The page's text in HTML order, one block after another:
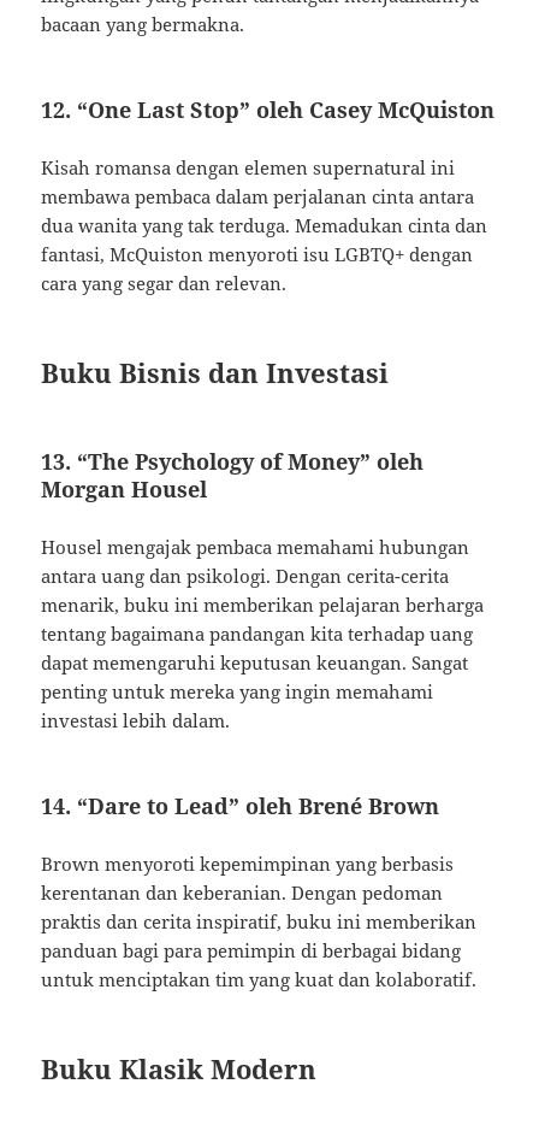
bacaan yang bermakna.
12. “One Last Stop” oleh Casey McQuiston
Kisah romansa dengan elemen supernatural ini
membawa pembaca dalam perjalanan cinta antara
dua wanita yang tak terduga. Memadukan cinta dan
fantasi, McQuiston menyoroti isu LGBTQ+ dengan
cara yang segar dan relevan.
Buku Bisnis dan Investasi
13. “The Psychology of Money” oleh
Morgan Housel
Housel mengajak pembaca memahami hubungan
antara uang dan psikologi. Dengan cerita-cerita
menarik, buku ini memberikan pelajaran berharga
tentang bagaimana pandangan kita terhadap uang
dapat memengaruhi keputusan keuangan. Sangat
penting untuk mereka yang ingin memahami
investasi lebih dalam.
14. “Dare to Lead” oleh Brené Brown
Brown menyoroti kepemimpinan yang berbasis
kerentanan dan keberanian. Dengan pedoman
praktis dan cerita inspiratif, buku ini memberikan
panduan bagi para pemimpin di berbagai bidang
untuk menciptakan tim yang kuat dan kolaboratif.
Buku Klasik Modern